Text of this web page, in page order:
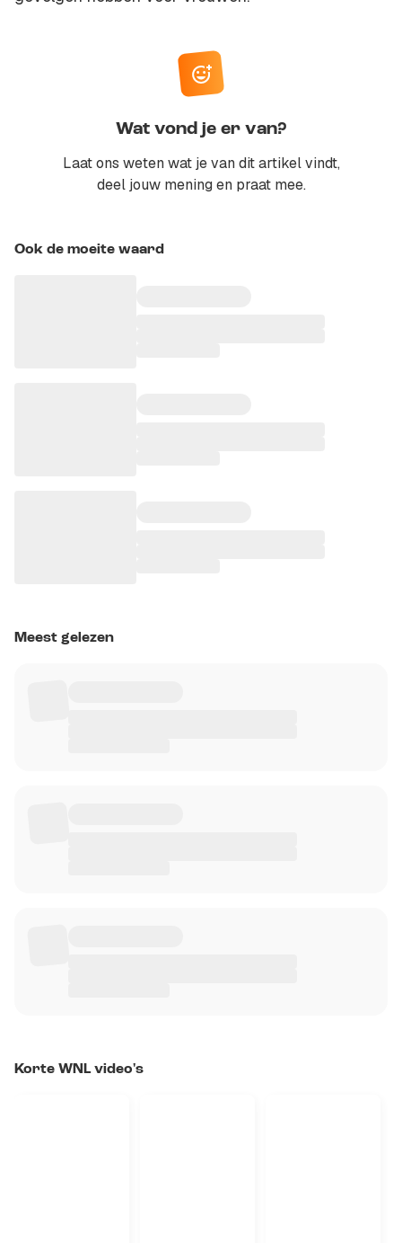
Wat vond je er van?
Laat ons weten wat je van dit artikel vindt,
deel jouw mening en praat mee.
Ook de moeite waard
Meest gelezen
Korte WNL video's